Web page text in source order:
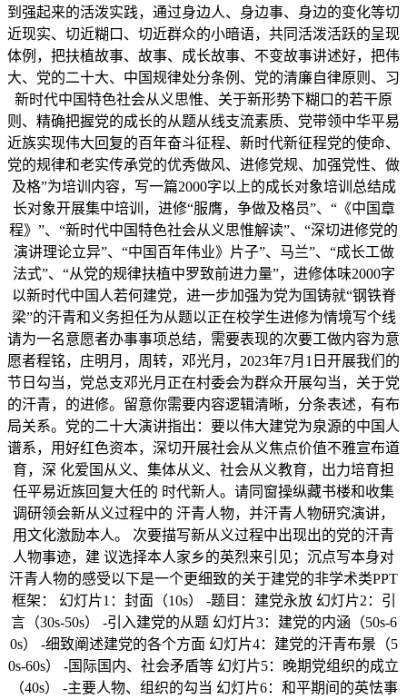
到强起来的活泼实践，通过身边人、身边事、身边的变化等切
近现实、切近糊口、切近群众的小暗语，共同活泼活跃的呈现
体例，把扶植故事、故事、成长故事、不变故事讲述好，把伟
大、党的二十大、中国规律处分条例、党的清廉自律原则、习
新时代中国特色社会从义思惟、关于新形势下糊口的若干原
则、精确把握党的成长的从题从线支流素质、党带领中华平易
近族实现伟大回复的百年奋斗征程、新时代新征程党的使命、
党的规律和老实传承党的优秀做风、进修党规、加强党性、做
及格”为培训内容，写一篇2000字以上的成长对象培训总结成
长对象开展集中培训，进修“服膺，争做及格员”、“《中国章
程》”、“新时代中国特色社会从义思惟解读”、“深切进修党的
演讲理论立异”、“中国百年伟业》片子”、马兰”、“成长工做
法式”、“从党的规律扶植中罗致前进力量”，进修体味2000字
以新时代中国人若何建党，进一步加强为党为国铸就“钢铁脊
梁”的汗青和义务担任为从题以正在校学生进修为情境写个线
请为一名意愿者办事事项总结，需要表现的次要工做内容为意
愿者程铭，庄明月，周转，邓光月，2023年7月1日开展我们的
节日勾当，党总支邓光月正在村委会为群众开展勾当，关于党
的汗青，的进修。留意你需要内容逻辑清晰，分条表述，有布
局关系。党的二十大演讲指出：要以伟大建党为泉源的中国人
谱系，用好红色资本，深切开展社会从义焦点价值不雅宣布道
育，深 化爱国从义、集体从义、社会从义教育，出力培育担
任平易近族回复大任的 时代新人。请同窗操纵藏书楼和收集
调研领会新从义过程中的 汗青人物，并汗青人物研究演讲，
用文化激励本人。 次要描写新从义过程中出现出的党的汗青
人物事迹，建 议选择本人家乡的英烈来引见；沉点写本身对
汗青人物的感受以下是一个更细致的关于建党的非学术类PPT
框架： 幻灯片1：封面（10s） -题目：建党永放 幻灯片2：引
言（30s-50s） -引入建党的从题 幻灯片3：建党的内涵（50s-6
0s） -细致阐述建党的各个方面 幻灯片4：建党的汗青布景（5
0s-60s） -国际国内、社会矛盾等 幻灯片5：晚期党组织的成立
（40s） -主要人物、组织的勾当 幻灯片6：和平期间的英怯事